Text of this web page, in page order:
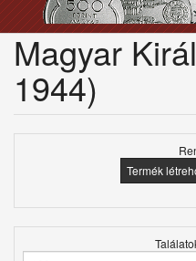
Magyar
1944)
Termék